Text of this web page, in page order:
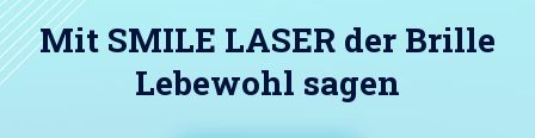
Mit SMILE LASER der Brille
Lebewohl sagen